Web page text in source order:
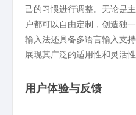
己的习惯进行调整。无论是
户都可以自由定制，创造独
输入法还具备多语言输入支
展现其广泛的适用性和灵活性
用户体验与反馈